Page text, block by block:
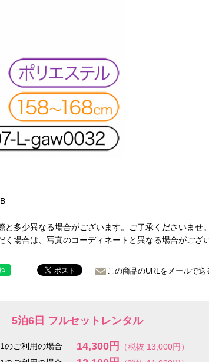
B
多少異なる場合がございます。ご了承くださいませ。
場合は、写真のコーディネートと異なる場合がござい
この商品のURLをメールで送
5泊6日 フルセットレンタル
のご利用の場合 14,300円
（税抜 13,000円）